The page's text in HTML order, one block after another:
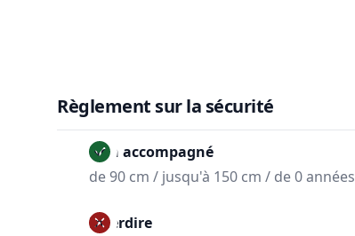
Règlement sur la sécurité
Non accompagné
de 90 cm / jusqu'à 150 cm / de 0 années
Interdire